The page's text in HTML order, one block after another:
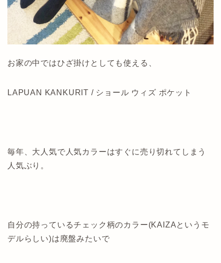
お家の中ではひざ掛けとしても使える、
LAPUAN KANKURIT / ショール ウィズ ポケット
毎年、大人気で人気カラーはすぐに売り切れてしまう
人気ぶり。
自分の持っているチェック柄のカラー(KAIZAというモ
デルらしい)は廃盤みたいで